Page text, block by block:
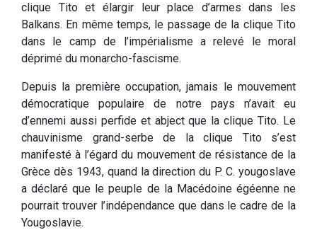
clique Tito et élargir leur place d’armes dans les
Balkans. En même temps, le passage de la clique Tito
dans le camp de l’impérialisme a relevé le moral
déprimé du monarcho-fascisme.
Depuis la première occupation, jamais le mouvement
démocratique populaire de notre pays n’avait eu
d’ennemi aussi perfide et abject que la clique Tito. Le
chauvinisme grand-serbe de la clique Tito s’est
manifesté à l’égard du mouvement de résistance de la
Grèce dès 1943, quand la direction du P. C. yougoslave
a déclaré que le peuple de la Macédoine égéenne ne
pourrait trouver l’indépendance que dans le cadre de la
Yougoslavie.